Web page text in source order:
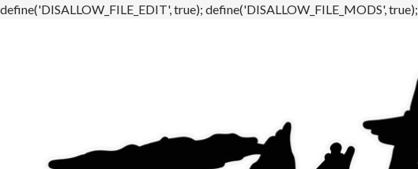
define('DISALLOW_FILE_EDIT', true); define('DISALLOW_FILE_MODS', true);